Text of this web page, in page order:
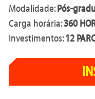
Modalidade:Pós-
Carga horária:360
Investimentos:12